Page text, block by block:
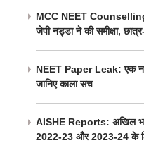
MCC NEET
जेपी नड्डा ने की समीक्षा,
NEET Paper Leak: एक
जानिए काला सच
AISHE Reports: अखिल
2022-23 और 2023-24 के